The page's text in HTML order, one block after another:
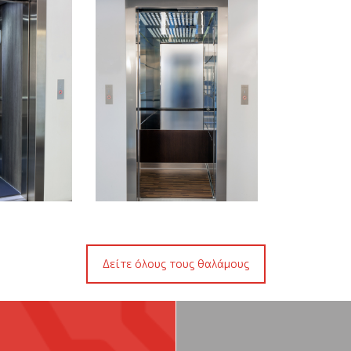
Θάλαμος Valsa8
Περισσότερα
Δείτε όλους τους θαλάμους